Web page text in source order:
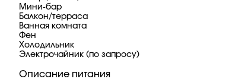
Мини-бар
Балкон/терраса
Ванная комната
Фен
Холодильник
Электрочайник (по запросу)
Описание питания